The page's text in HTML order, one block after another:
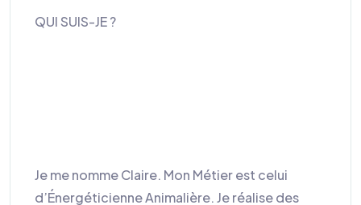
QUI SUIS-JE ?
Je me nomme Claire. Mon Métier est celui
d’Énergéticienne Animalière. Je réalise des